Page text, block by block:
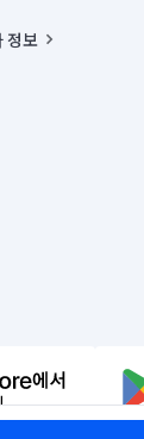
정보
종로구 율곡로 6(
종로구 수송동 율곡
한 의무와 책임은
Inc. All Rights